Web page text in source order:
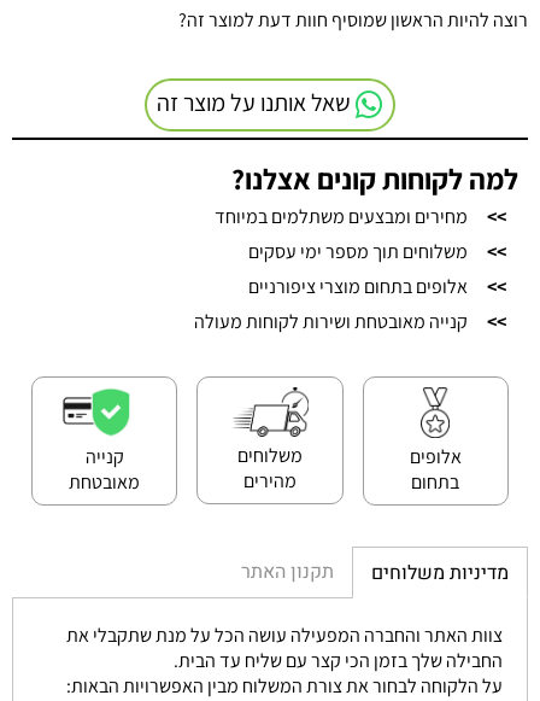
רוצה להיות הראשון שמוסיף חוות דעת למוצר זה?
שאל אותנו על מוצר זה
למה לקוחות קונים אצלנו?
>>
מחירים ומבצעים משתלמים במיוחד
>>
משלוחים תוך מספר ימי עסקים
>>
אלופים בתחום מוצרי ציפורניים
>>
קנייה מאובטחת ושירות לקוחות מעולה
אלופים
בתחום
משלוחים
מהירים
קנייה
מאובטחת
מדיניות משלוחים תקנון האתר
צוות האתר והחברה המפעילה עושה הכל על מנת שתקבלי את
החבילה שלך בזמן הכי קצר עם שליח עד הבית.
על הלקוחה לבחור את צורת המשלוח מבין האפשרויות הבאות: